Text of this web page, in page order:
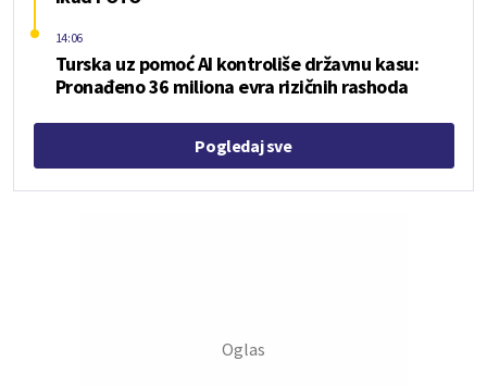
Turska uz pomoć AI kontroliše državnu kasu:
Pronađeno 36 miliona evra rizičnih rashoda
14:06
Pogledaj sve